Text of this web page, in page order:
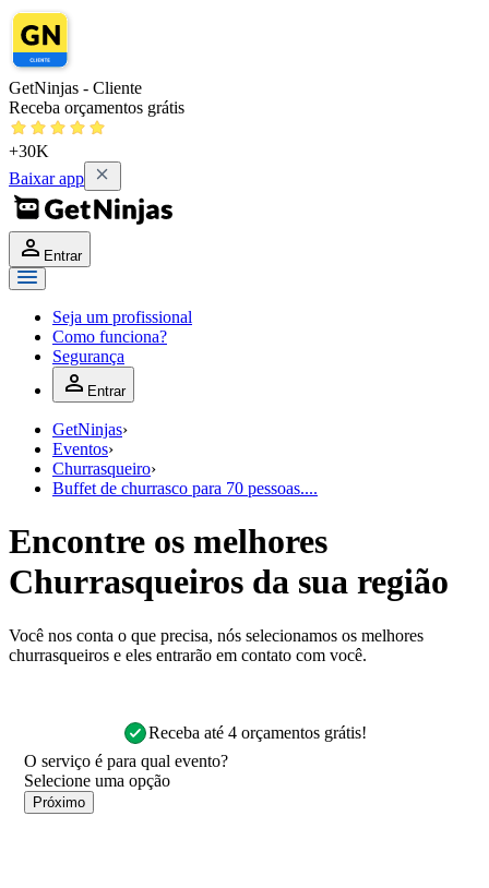
GetNinjas - Cliente
Receba orçamentos grátis
+30K
Baixar app
Entrar
Seja um profissional
Como funciona?
Segurança
Entrar
GetNinjas›
Eventos›
Churrasqueiro›
Buffet de churrasco para 70 pessoas....
Encontre os melhores
Churrasqueiros da sua região
Você nos conta o que precisa, nós selecionamos os melhores
churrasqueiros e eles entrarão em contato com você.
Receba até 4 orçamentos grátis!
O serviço é para qual evento?
Próximo